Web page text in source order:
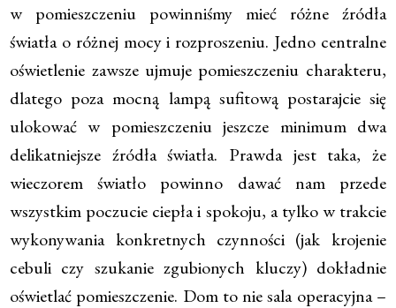
w pomieszczeniu powinniśmy mieć różne źródła
światła o różnej mocy i rozproszeniu. Jedno centralne
oświetlenie zawsze ujmuje pomieszczeniu charakteru,
dlatego poza mocną lampą sufitową postarajcie się
ulokować w pomieszczeniu jeszcze minimum dwa
delikatniejsze źródła światła. Prawda jest taka, że
wieczorem światło powinno dawać nam przede
wszystkim poczucie ciepła i spokoju, a tylko w trakcie
wykonywania konkretnych czynności (jak krojenie
cebuli czy szukanie zgubionych kluczy) dokładnie
oświetlać pomieszczenie. Dom to nie sala operacyjna –